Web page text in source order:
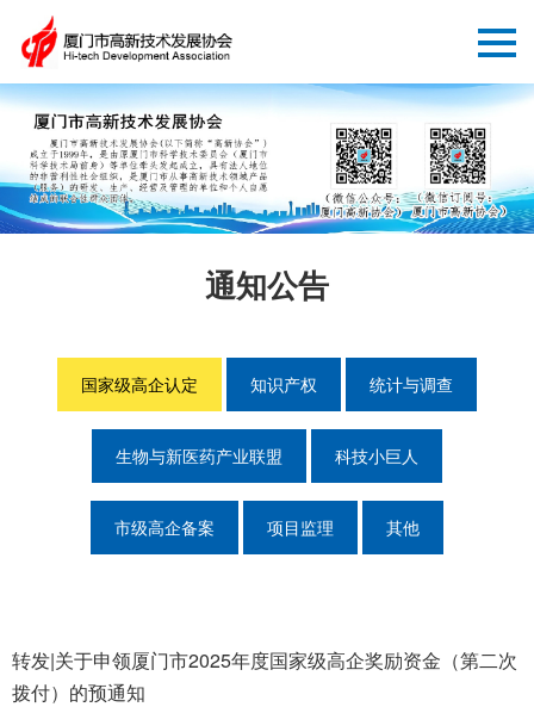
通知公告
国家级高企认定 知识产权 统计与调查
生物与新医药产业联盟 科技小巨人
市级高企备案 项目监理 其他
转发|关于申领厦门市2025年度国家级高企奖励资金（第二次
拨付）的预通知